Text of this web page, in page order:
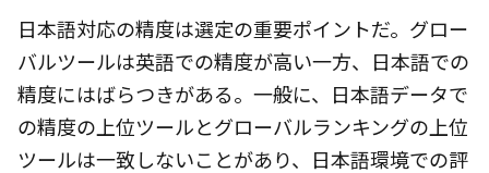
日本語対応の精度は選定の重要ポイントだ。グロー
バルツールは英語での精度が高い一方、日本語での
精度にはばらつきがある。一般に、日本語データで
の精度の上位ツールとグローバルランキングの上位
ツールは一致しないことがあり、日本語環境での評